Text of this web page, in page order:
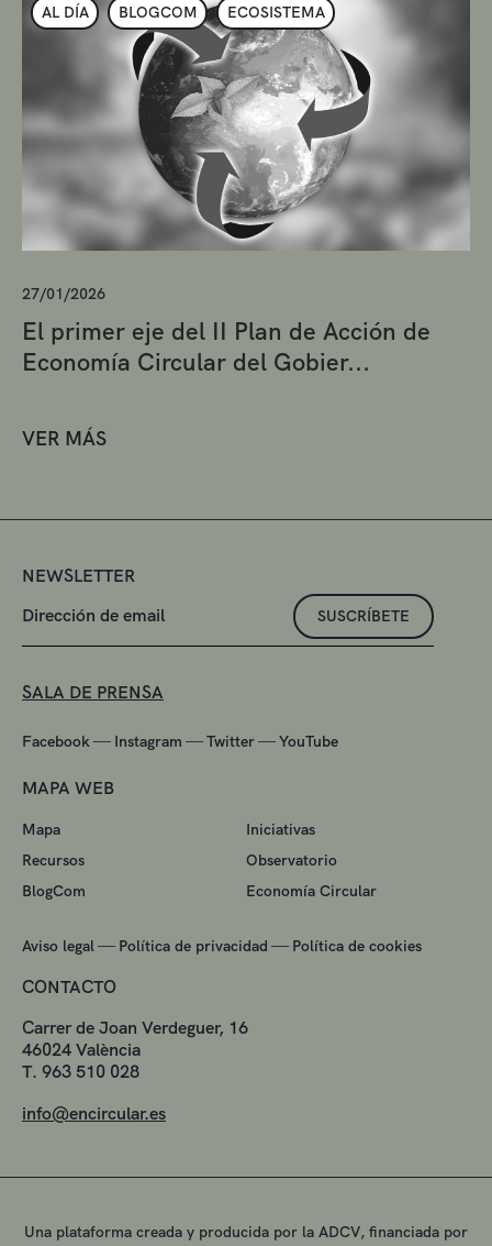
AL DÍA BLOGCOM ECOSISTEMA
27/01/2026
El primer eje del II Plan de Acción de
Economía Circular del Gobier...
VER MÁS
NEWSLETTER
SUSCRÍBETE
SALA DE PRENSA
Facebook — Instagram —Twitter—YouTube
MAPA WEB
Mapa
Iniciativas
Recursos
Observatorio
BlogCom
Economía Circular
Aviso legal — Política de privacidad — Política de cookies
CONTACTO
Carrer de Joan Verdeguer, 16
46024 València
T. 963 510 028
info@encircular.es
Una plataforma creada y producida por la ADCV, financiada por